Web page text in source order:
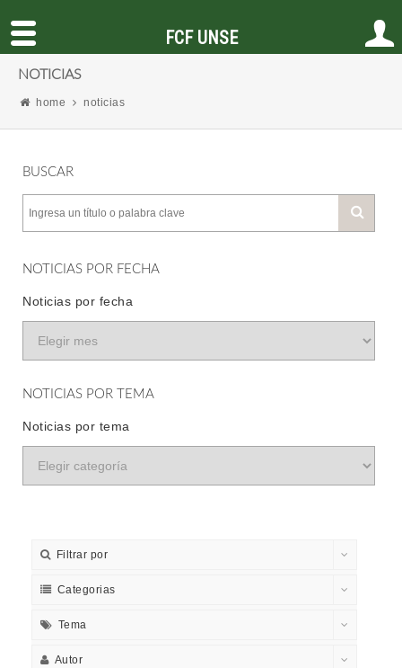
NOTICIAS
home noticias
BUSCAR
NOTICIAS POR FECHA
Noticias por fecha
NOTICIAS POR TEMA
Noticias por tema
Filtrar por
Categorias
Tema
Autor
FCF UNSE